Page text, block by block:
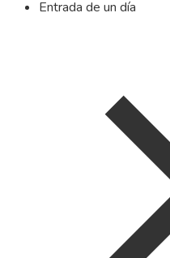
Entrada de un día